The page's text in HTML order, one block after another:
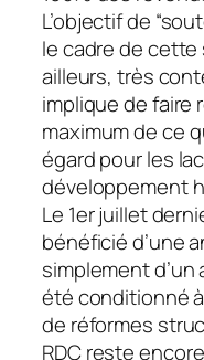
L’objectif de
le cadre de cette
ailleurs, très
implique de faire
maximum de ce
égard pour les
développement
Le 1er juillet
bénéficié d’une
simplement
été conditionné à
de réformes
RDC reste